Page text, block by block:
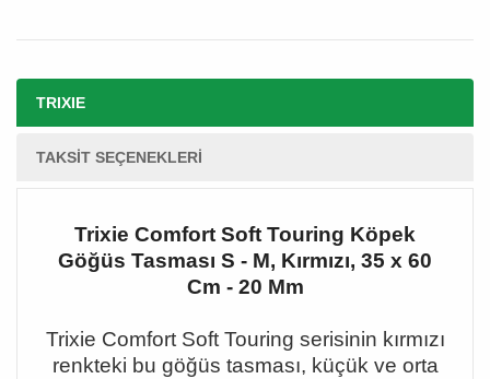
TRIXIE
TAKSIT SEÇENEKLERI
Trixie Comfort Soft Touring Köpek
Göğüs Tasması S - M, Kırmızı, 35 x 60
Cm - 20 Mm
Trixie Comfort Soft Touring serisinin kırmızı
renkteki bu göğüs tasması, küçük ve orta